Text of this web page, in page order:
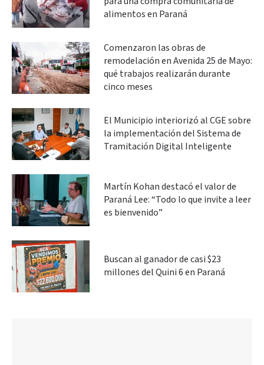
alimentos en Paraná
Comenzaron las obras de
remodelación en Avenida 25 de Mayo:
qué trabajos realizarán durante
cinco meses
El Municipio interiorizó al CGE sobre
la implementación del Sistema de
Tramitación Digital Inteligente
Martín Kohan destacó el valor de
Paraná Lee: “Todo lo que invite a leer
es bienvenido”
Buscan al ganador de casi $23
millones del Quini 6 en Paraná